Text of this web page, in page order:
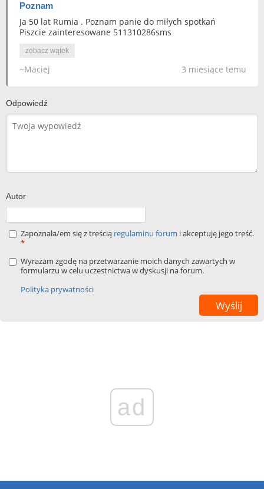
Poznam
Ja 50 lat Rumia . Poznam panie do miłych spotkań
Piszcie zainteresowane 511310286sms
zobacz wątek
3 miesiące temu
~Maciej
Odpowiedź
Autor
Zapoznała/em się z treścią regulaminu forum i akceptuję jego treść.
*
Wyrażam zgodę na przetwarzanie moich danych zawartych w
formularzu w celu uczestnictwa w dyskusji na forum.
Polityka prywatności
ad